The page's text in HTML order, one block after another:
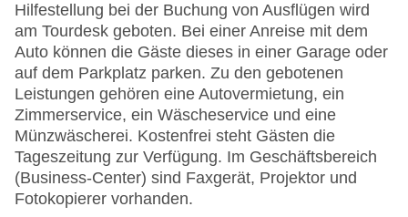
Hilfestellung bei der Buchung von Ausflügen wird
am Tourdesk geboten. Bei einer Anreise mit dem
Auto können die Gäste dieses in einer Garage oder
auf dem Parkplatz parken. Zu den gebotenen
Leistungen gehören eine Autovermietung, ein
Zimmerservice, ein Wäscheservice und eine
Münzwäscherei. Kostenfrei steht Gästen die
Tageszeitung zur Verfügung. Im Geschäftsbereich
(Business-Center) sind Faxgerät, Projektor und
Fotokopierer vorhanden.